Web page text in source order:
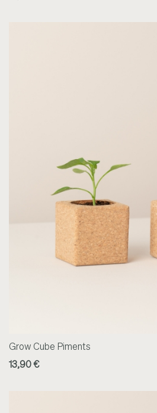
Grow Cube Piments
13,90 €